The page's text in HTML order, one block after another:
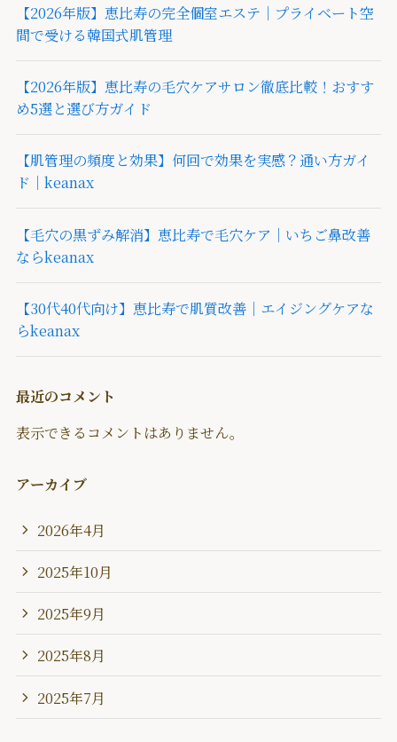
【2026年版】恵比寿の完全個室エステ｜プライベート空
間で受ける韓国式肌管理
【2026年版】恵比寿の毛穴ケアサロン徹底比較！おすす
め5選と選び方ガイド
【肌管理の頻度と効果】何回で効果を実感？通い方ガイ
ド｜keanax
【毛穴の黒ずみ解消】恵比寿で毛穴ケア｜いちご鼻改善
ならkeanax
【30代40代向け】恵比寿で肌質改善｜エイジングケアな
らkeanax
最近のコメント
表示できるコメントはありません。
アーカイブ
2026年4月
2025年10月
2025年9月
2025年8月
2025年7月